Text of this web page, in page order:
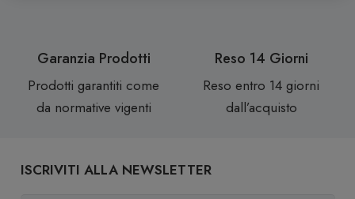
Garanzia Prodotti
Prodotti garantiti come
da normative vigenti
Reso 14 Giorni
Reso entro 14 giorni
dall’acquisto
ISCRIVITI ALLA NEWSLETTER